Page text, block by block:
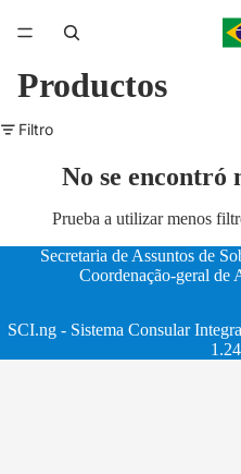
Productos
Filtro
No se encontró
Prueba a utilizar menos
Secretaria de Assuntos de
Coordenação-geral de
SCI.ng - Sistema Consular